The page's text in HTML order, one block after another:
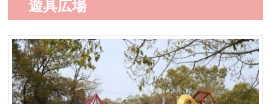
遊具広場